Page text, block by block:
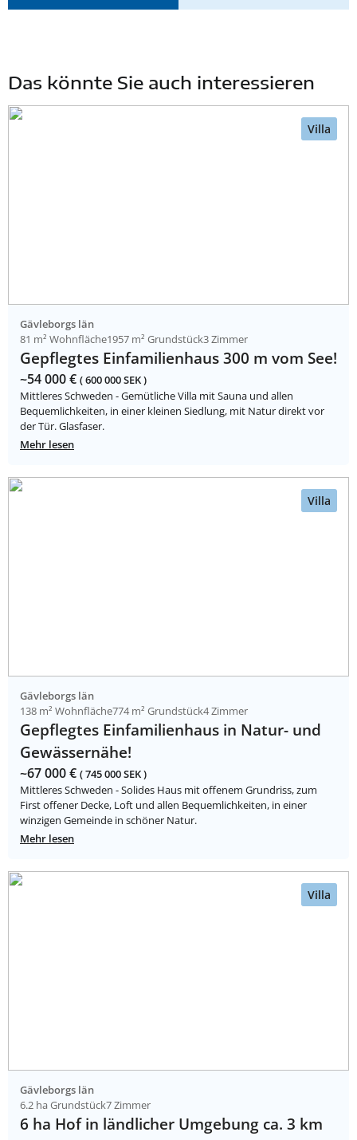
Das könnte Sie auch interessieren
Villa
Gävleborgs län
81 m² Wohnfläche1957 m² Grundstück3 Zimmer
Gepflegtes Einfamilienhaus 300 m vom See!
~54 000 € ( 600 000 SEK )
Mittleres Schweden - Gemütliche Villa mit Sauna und allen
Bequemlichkeiten, in einer kleinen Siedlung, mit Natur direkt vor
der Tür. Glasfaser.
Mehr lesen
Villa
Gävleborgs län
138 m² Wohnfläche774 m² Grundstück4 Zimmer
Gepflegtes Einfamilienhaus in Natur- und
Gewässernähe!
~67 000 € ( 745 000 SEK )
Mittleres Schweden - Solides Haus mit offenem Grundriss, zum
First offener Decke, Loft und allen Bequemlichkeiten, in einer
winzigen Gemeinde in schöner Natur.
Mehr lesen
Villa
Gävleborgs län
6.2 ha Grundstück7 Zimmer
6 ha Hof in ländlicher Umgebung ca. 3 km